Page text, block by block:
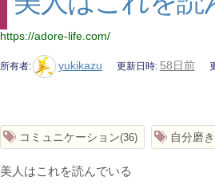
https://adore-life.com/
所有者 yukikazu 更新日時 58日前
コミュニケーション 36 自分磨き
美人はこれを読んでいる